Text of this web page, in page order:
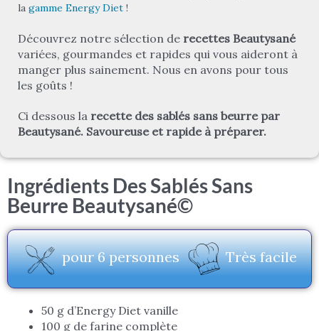
la gamme Energy Diet !
Découvrez notre sélection de recettes Beautysané
variées, gourmandes et rapides qui vous aideront à
manger plus sainement. Nous en avons pour tous
les goûts !
Ci dessous la recette des sablés sans beurre par
Beautysané. Savoureuse et rapide à préparer.
Ingrédients Des Sablés Sans
Beurre Beautysané©
pour 6 personnes Très facile
50 g d’Energy Diet vanille
100 g de farine complète